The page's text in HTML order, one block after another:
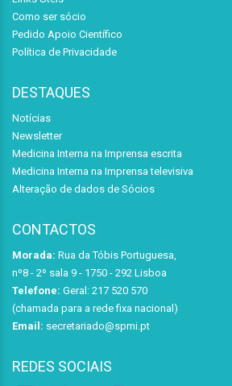
Como ser sócio
Pedido Apoio Científico
Política de Privacidade
DESTAQUES
Notícias
Newsletter
Medicina Interna na Imprensa escrita
Medicina Interna na Imprensa televisiva
Alteração de dados de Sócios
CONTACTOS
Morada: Rua da Tóbis Portuguesa,
nº8 - 2º sala 9 - 1750 - 292 Lisboa
Telefone: Geral: 217 520 570
(chamada para a rede fixa nacional)
Email: secretariado@spmi.pt
REDES SOCIAIS